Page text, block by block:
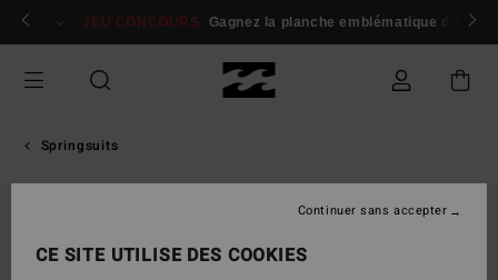
Passer
Se connecter / s'inscrire
JEU CONCOURS Gagnez la planche emblématique d'Andy
Springsuits
CE SITE UTILISE DES COOKIES
Continuer sans accepter